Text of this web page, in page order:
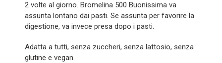
2 volte al giorno. Bromelina 500 Buonissima va
assunta lontano dai pasti. Se assunta per favorire la
digestione, va invece presa dopo i pasti.
Adatta a tutti, senza zuccheri, senza lattosio, senza
glutine e vegan.